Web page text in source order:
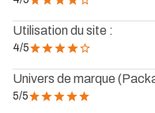
Utilisation du site :
4/5
Univers de marque
5/5